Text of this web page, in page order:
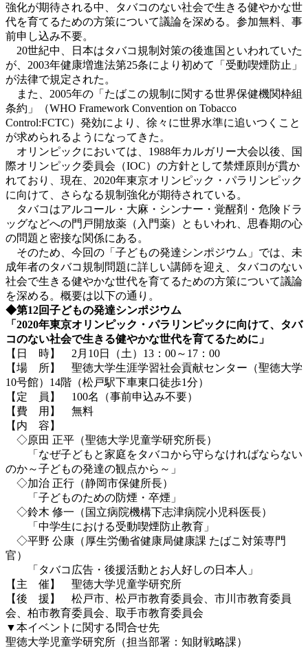
強化が期待される中、タバコのない社会で生きる健やかな世
代を育てるための方策について議論を深める。参加無料、事
前申し込み不要。
20世紀中、日本はタバコ規制対策の後進国といわれていた
が、2003年健康増進法第25条により初めて「受動喫煙防止」
が法律で規定された。
また、2005年の「たばこの規制に関する世界保健機関枠組
条約」（WHO Framework Convention on Tobacco
Control:FCTC）発効により、徐々に世界水準に追いつくこと
が求められるようになってきた。
オリンピックにおいては、1988年カルガリー大会以後、国
際オリンピック委員会（IOC）の方針として禁煙原則が貫か
れており、現在、2020年東京オリンピック・パラリンピック
に向けて、さらなる規制強化が期待されている。
タバコはアルコール・大麻・シンナー・覚醒剤・危険ドラ
ッグなどへの門戸開放薬（入門薬）ともいわれ、思春期の心
の問題と密接な関係にある。
そのため、今回の「子どもの発達シンポジウム」では、未
成年者のタバコ規制問題に詳しい講師を迎え、タバコのない
社会で生きる健やかな世代を育てるための方策について議論
を深める。概要は以下の通り。
◆第12回子どもの発達シンポジウム
「2020年東京オリンピック・パラリンピックに向けて、タバ
コのない社会で生きる健やかな世代を育てるために」
【日 時】 2月10日（土）13：00～17：00
【場 所】 聖徳大学生涯学習社会貢献センター（聖徳大学
10号館）14階（松戸駅下車東口徒歩1分）
【定 員】 100名（事前申込み不要）
【費 用】 無料
【内 容】
◇原田 正平（聖徳大学児童学研究所長）
「なぜ子どもと家庭をタバコから守らなければならない
のか～子どもの発達の観点から～」
◇加治 正行（静岡市保健所長）
「子どものための防煙・卒煙」
◇鈴木 修一（国立病院機構下志津病院小児科医長）
「中学生における受動喫煙防止教育」
◇平野 公康（厚生労働省健康局健康課 たばこ対策専門
官）
「タバコ広告・後援活動とお人好しの日本人」
【主 催】 聖徳大学児童学研究所
【後 援】 松戸市、松戸市教育委員会、市川市教育委員
会、柏市教育委員会、取手市教育委員会
▼本イベントに関する問合せ先
聖徳大学児童学研究所（担当部署：知財戦略課）